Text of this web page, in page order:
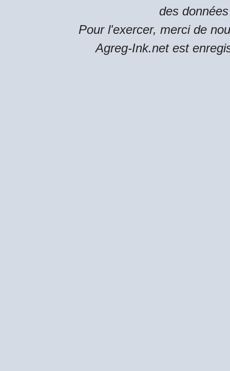
des
Pour l'exercer, merci de
Agreg-Ink.net est